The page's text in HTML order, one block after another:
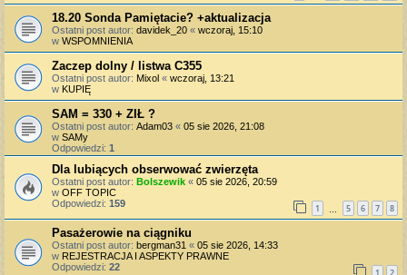
18.20 Sonda Pamiętacie? +aktualizacja
Ostatni post autor: davidek_20 « wczoraj, 15:10
w WSPOMNIENIA
Zaczep dolny / listwa C355
Ostatni post autor: Mixol « wczoraj, 13:21
w KUPIĘ
SAM = 330 + ZIŁ ?
Ostatni post autor: Adam03 « 05 sie 2026, 21:08
w SAMy
Odpowiedzi: 1
Dla lubiących obserwować zwierzęta
Ostatni post autor: Bolszewik « 05 sie 2026, 20:59
w OFF TOPIC
Odpowiedzi: 159 1 5 6 7 8
Pasażerowie na ciągniku
Ostatni post autor: bergman31 « 05 sie 2026, 14:33
w REJESTRACJA I ASPEKTY PRAWNE
Odpowiedzi: 22